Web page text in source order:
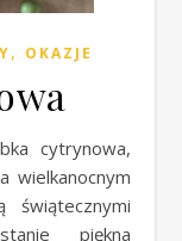
, OKAZJE
wielkanocnym
piękna